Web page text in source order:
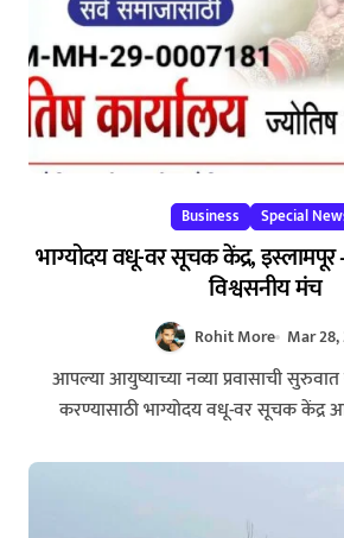
Business Special
भाग्योदय वधू-वर सूचक केंद्र,
विश्वसनीय मंच
Rohit More Mar
आपल्या आयुष्याच्या नव्या प्रवासाची सुरुवात योग्य जोडीदारासोबत
करण्यासाठी भाग्योदय वधू-वर सूचक केंद्र